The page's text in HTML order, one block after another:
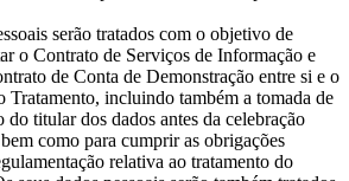
serão tratados com o objetivo de
o Contrato de Serviços de Informação e
de Conta de Demonstração entre si e o
Tratamento, incluindo também a tomada de
do titular dos dados antes da celebração
como para cumprir as obrigações
relativa ao tratamento do